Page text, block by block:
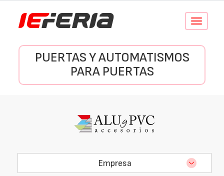
Conmutar
PUERTAS Y AUTOMATISMOS
PARA PUERTAS
Empresa